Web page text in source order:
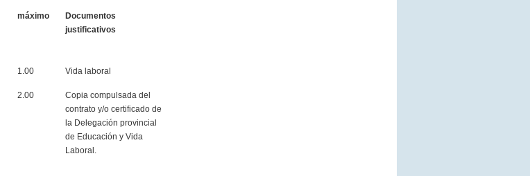
máximo
Documentos
justificativos
1.00
2.00
Vida laboral
Copia compulsada del
contrato y/o certificado de
la Delegación provincial
de Educación y Vida
Laboral.